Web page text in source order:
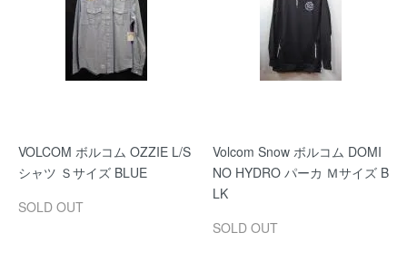
VOLCOM ボルコム OZZIE L/S
シャツ Ｓサイズ BLUE
SOLD OUT
Volcom Snow ボルコム DOMI
NO HYDRO パーカ Ｍサイズ B
LK
SOLD OUT